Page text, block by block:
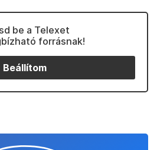
be a Telexet
forrásnak!
Beállítom